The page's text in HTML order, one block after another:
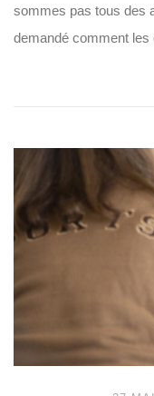
sommes pas tous des
demandé comment les